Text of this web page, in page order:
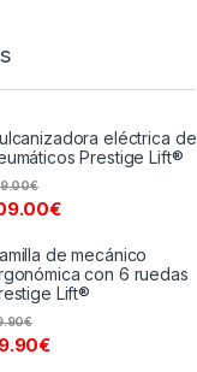
eléctrica de
Prestige Lift®
€
€
de mecánico
con 6 ruedas
Lift®
€
€